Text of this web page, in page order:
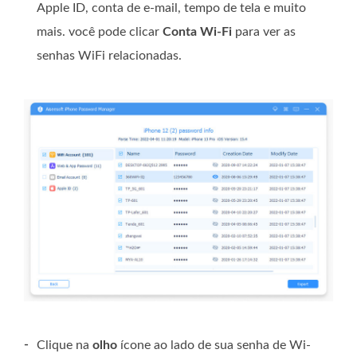
Apple ID, conta de e-mail, tempo de tela e muito
mais. você pode clicar Conta Wi-Fi para ver as
senhas WiFi relacionadas.
- Clique na olho ícone ao lado de sua senha de Wi-